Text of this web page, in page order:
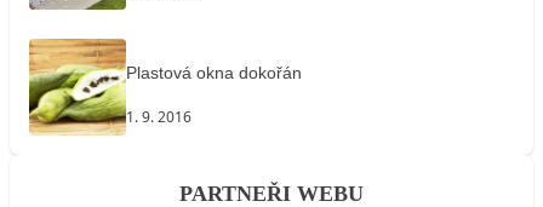
Plastová okna dokořán
1. 9. 2016
PARTNEŘI WEBU